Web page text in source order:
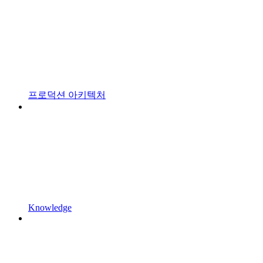
프로덕션 아키텍처
Knowledge